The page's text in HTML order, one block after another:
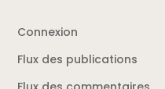
Connexion
Flux des publications